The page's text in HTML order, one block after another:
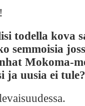
todella kova
semmoisia
Mokoma-
ja uusia ei tule?